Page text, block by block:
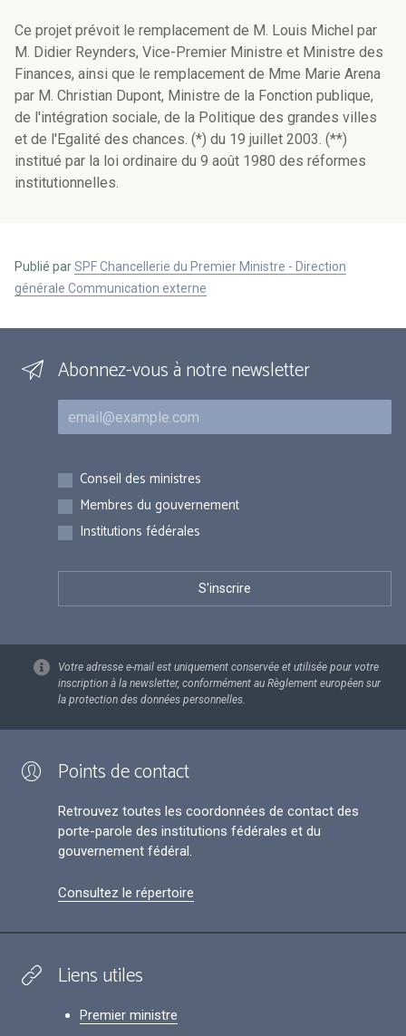
Ce projet prévoit le remplacement de M. Louis Michel par
M. Didier Reynders, Vice-Premier Ministre et Ministre des
Finances, ainsi que le remplacement de Mme Marie Arena
par M. Christian Dupont, Ministre de la Fonction publique,
de l'intégration sociale, de la Politique des grandes villes
et de l'Egalité des chances. (*) du 19 juillet 2003. (**)
institué par la loi ordinaire du 9 août 1980 des réformes
institutionnelles.
Publié parSPF Chancellerie du Premier Ministre - Direction
générale Communication externe
Abonnez-vous à notre newsletter
Courriel
Inscriptions
Conseil des ministres
Membres du gouvernement
Institutions fédérales
Votre adresse e-mail est uniquement conservée et utilisée pour votre
inscription à la newsletter, conformément au Règlement européen sur
la protection des données personnelles.
Points de contact
Retrouvez toutes les coordonnées de contact des
porte-parole des institutions fédérales et du
gouvernement fédéral.
Consultez le répertoire
Liens utiles
Premier ministre